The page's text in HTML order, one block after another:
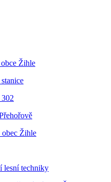
Žihle
Žihle
lesní techniky